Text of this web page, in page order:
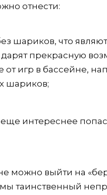
отнести:
шариков, что
прекрасную
от игр в бассейне,
шариков;
интереснее
можно выйти на
таинственный